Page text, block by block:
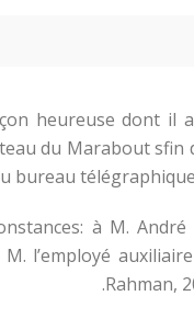
heureuse dont il
du Marabout sfin
bureau
à M. André
l’employé
Rahman,